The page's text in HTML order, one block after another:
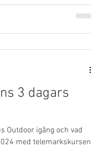
3 dagars
Outdoor igång och vad
med telemarkskursen